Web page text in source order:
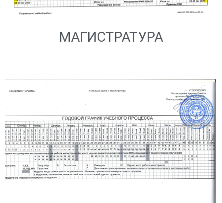
МАГИСТРАТУРА